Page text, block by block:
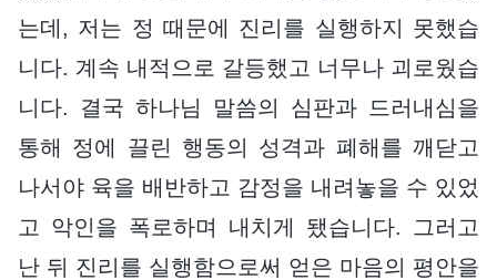
는데, 저는 정 때문에 진리를 실행하지 못했습
니다. 계속 내적으로 갈등했고 너무나 괴로웠습
니다. 결국 하나님 말씀의 심판과 드러내심을
통해 정에 끌린 행동의 성격과 폐해를 깨닫고
나서야 육을 배반하고 감정을 내려놓을 수 있었
고 악인을 폭로하며 내치게 됐습니다. 그러고
난 뒤 진리를 실행함으로써 얻은 마음의 평안을